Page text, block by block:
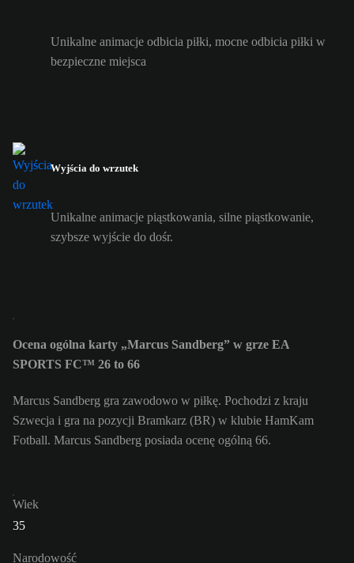
Unikalne animacje odbicia piłki, mocne odbicia piłki w
bezpieczne miejsca
Wyjścia do wrzutek
Unikalne animacje piąstkowania, silne piąstkowanie,
szybsze wyjście do dośr.
Ocena ogólna karty „Marcus Sandberg” w grze EA
SPORTS FC™ 26 to 66
Marcus Sandberg gra zawodowo w piłkę. Pochodzi z kraju
Szwecja i gra na pozycji Bramkarz (BR) w klubie HamKam
Fotball. Marcus Sandberg posiada ocenę ogólną 66.
Wiek
35
Narodowość